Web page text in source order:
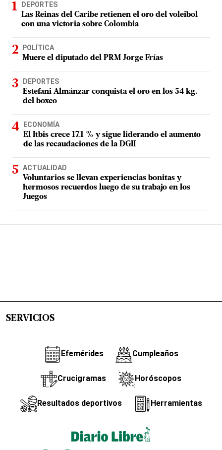
DEPORTES
Las Reinas del Caribe retienen el oro del voleibol
con una victoria sobre Colombia
POLÍTICA
Muere el diputado del PRM Jorge Frías
DEPORTES
Estefani Almánzar conquista el oro en los 54 kg.
del boxeo
ECONOMÍA
El Itbis crece 17.1 % y sigue liderando el aumento
de las recaudaciones de la DGII
ACTUALIDAD
Voluntarios se llevan experiencias bonitas y
hermosos recuerdos luego de su trabajo en los
Juegos
SERVICIOS
Efemérides Cumpleaños
Crucigramas Horóscopos
Resultados deportivos Herramientas